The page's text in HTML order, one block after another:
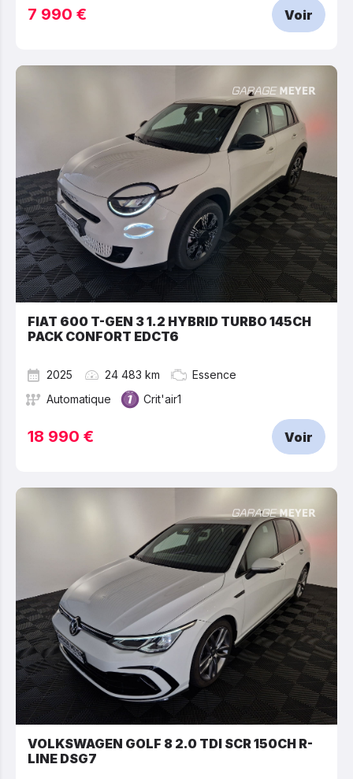
7 990 € Voir
FIAT 600 T-GEN 3 1.2 HYBRID TURBO 145CH
PACK CONFORT EDCT6
2025 24 483 km
Essence
Automatique
Crit'air1
18 990 € Voir
VOLKSWAGEN GOLF 8 2.0 TDI SCR 150CH R-
LINE DSG7